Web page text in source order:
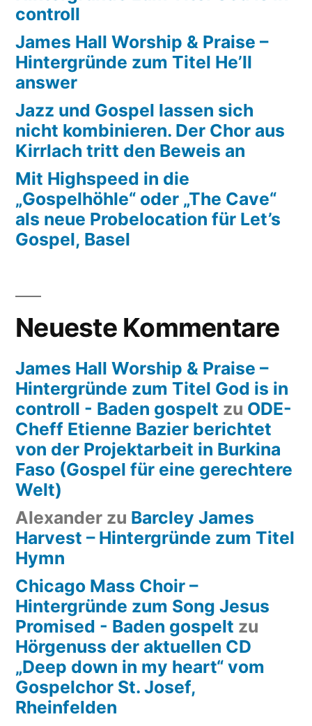
controll
James Hall Worship & Praise –
Hintergründe zum Titel He’ll
answer
Jazz und Gospel lassen sich
nicht kombinieren. Der Chor aus
Kirrlach tritt den Beweis an
Mit Highspeed in die
„Gospelhöhle“ oder „The Cave“
als neue Probelocation für Let’s
Gospel, Basel
Neueste Kommentare
James Hall Worship & Praise –
Hintergründe zum Titel God is in
controll - Baden gospelt zu ODE-
Cheff Etienne Bazier berichtet
von der Projektarbeit in Burkina
Faso (Gospel für eine gerechtere
Welt)
Alexander zu Barcley James
Harvest – Hintergründe zum Titel
Hymn
Chicago Mass Choir –
Hintergründe zum Song Jesus
Promised - Baden gospelt zu
Hörgenuss der aktuellen CD
„Deep down in my heart“ vom
Gospelchor St. Josef,
Rheinfelden